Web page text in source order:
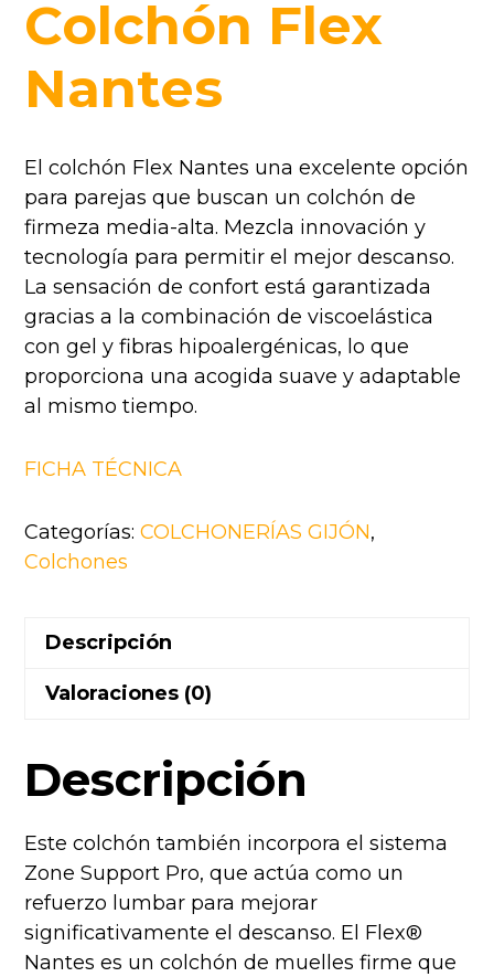
Colchón Flex
Nantes
El colchón Flex Nantes una excelente opción
para parejas que buscan un colchón de
firmeza media-alta. Mezcla innovación y
tecnología para permitir el mejor descanso.
La sensación de confort está garantizada
gracias a la combinación de viscoelástica
con gel y fibras hipoalergénicas, lo que
proporciona una acogida suave y adaptable
al mismo tiempo.
FICHA TÉCNICA
Categorías:COLCHONERÍAS GIJÓN,
Colchones
Descripción
Valoraciones (0)
Descripción
Este colchón también incorpora el sistema
Zone Support Pro, que actúa como un
refuerzo lumbar para mejorar
significativamente el descanso. El Flex®
Nantes es un colchón de muelles firme que